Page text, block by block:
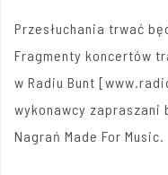
Przesłuchania trwać
Fragmenty koncertów
w Radiu Bunt
wykonawcy zapraszani
Nagrań Made For Music.